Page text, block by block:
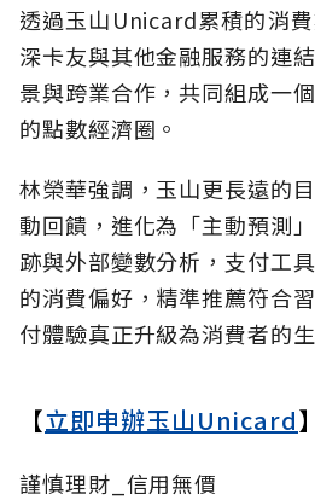
透過玉山Unicard累積的消
深卡友與其他金融服務的連
景與跨業合作，共同組成一
的點數經濟圈。
林榮華強調，玉山更長遠的
動回饋，進化為「主動預測
跡與外部變數分析，支付工
的消費偏好，精準推薦符合
付體驗真正升級為消費者的生
【立即申辦玉山Unicard】
謹慎理財_信用無價